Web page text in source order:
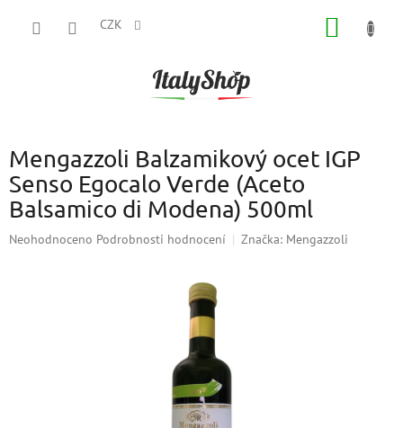
CZK
Mengazzoli Balzamikový ocet IGP
Senso Egocalo Verde (Aceto
Balsamico di Modena) 500ml
Průměrné
Neohodnoceno Podrobnosti hodnocení Značka: Mengazzoli